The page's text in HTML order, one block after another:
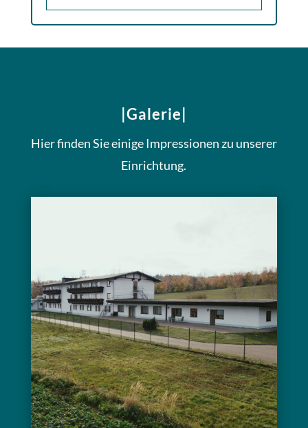
|Galerie|
Hier finden Sie einige Impressionen zu unserer
Einrichtung.